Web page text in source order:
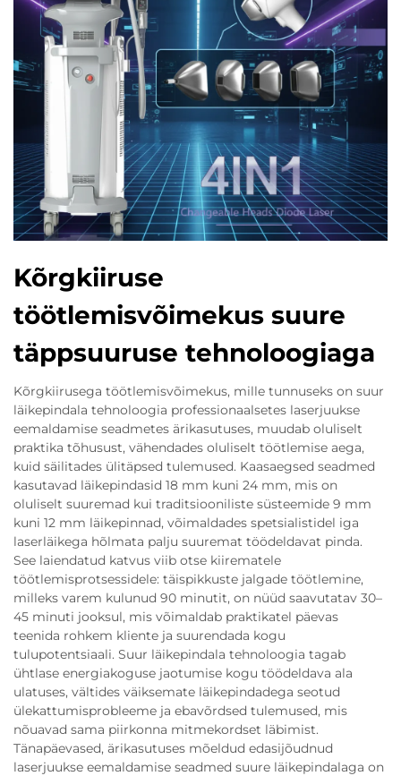
Kõrgkiiruse
töötlemisvõimekus suure
täppsuuruse tehnoloogiaga
Kõrgkiirusega töötlemisvõimekus, mille tunnuseks on suur
läikepindala tehnoloogia professionaalsetes laserjuukse
eemaldamise seadmetes ärikasutuses, muudab oluliselt
praktika tõhusust, vähendades oluliselt töötlemise aega,
kuid säilitades ülitäpsed tulemused. Kaasaegsed seadmed
kasutavad läikepindasid 18 mm kuni 24 mm, mis on
oluliselt suuremad kui traditsiooniliste süsteemide 9 mm
kuni 12 mm läikepinnad, võimaldades spetsialistidel iga
laserläikega hõlmata palju suuremat töödeldavat pinda.
See laiendatud katvus viib otse kiirematele
töötlemisprotsessidele: täispikkuste jalgade töötlemine,
milleks varem kulunud 90 minutit, on nüüd saavutatav 30–
45 minuti jooksul, mis võimaldab praktikatel päevas
teenida rohkem kliente ja suurendada kogu
tulupotentsiaali. Suur läikepindala tehnoloogia tagab
ühtlase energiakoguse jaotumise kogu töödeldava ala
ulatuses, vältides väiksemate läikepindadega seotud
ülekattumisprobleeme ja ebavõrdsed tulemused, mis
nõuavad sama piirkonna mitmekordset läbimist.
Tänapäevased, ärikasutuses mõeldud edasijõudnud
laserjuukse eemaldamise seadmed suure läikepindalaga on